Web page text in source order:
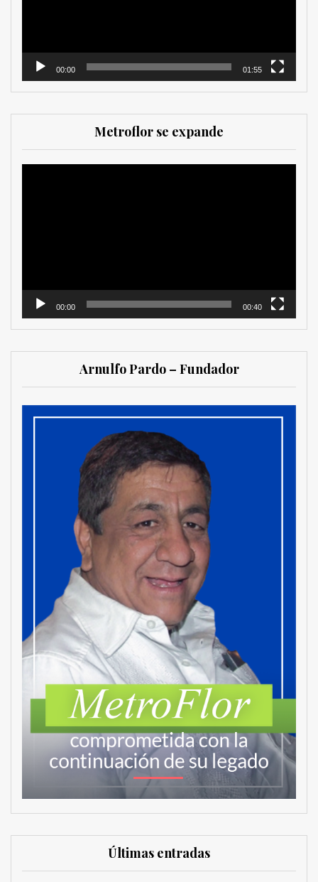
00:00 01:55
Metroflor se expande
00:00 00:40
Arnulfo Pardo – Fundador
Últimas entradas
MetroChat